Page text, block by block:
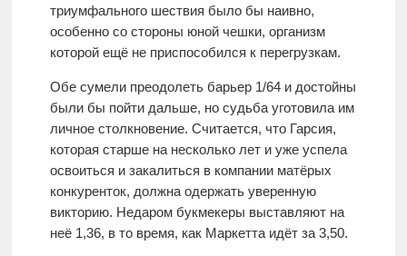
триумфального шествия было бы наивно,
особенно со стороны юной чешки, организм
которой ещё не приспособился к перегрузкам.
Обе сумели преодолеть барьер 1/64 и достойны
были бы пойти дальше, но судьба уготовила им
личное столкновение. Считается, что Гарсия,
которая старше на несколько лет и уже успела
освоиться и закалиться в компании матёрых
конкуренток, должна одержать уверенную
викторию. Недаром букмекеры выставляют на
неё 1,36, в то время, как Маркетта идёт за 3,50.